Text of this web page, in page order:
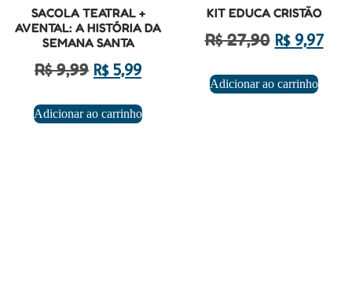
SACOLA TEATRAL +
AVENTAL: A HISTÓRIA DA
SEMANA SANTA
R$9,99 R$5,99
Adicionar ao carrinho
KIT EDUCA CRISTÃO
R$27,90 R$9,97
Adicionar ao carrinho